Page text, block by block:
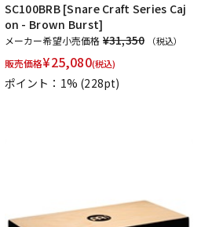
SC100BRB [Snare Craft Series Caj
on - Brown Burst]
メーカー希望小売価格 ¥31,350 （税込）
販売価格¥25,080(税込)
ポイント：1% (228pt)